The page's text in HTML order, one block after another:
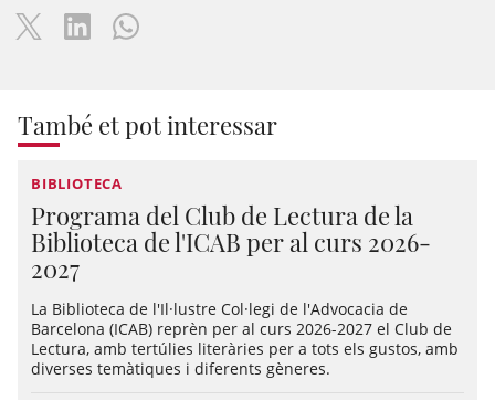
També et pot interessar
BIBLIOTECA
Programa del Club de Lectura de la
Biblioteca de l'ICAB per al curs 2026-
2027
La Biblioteca de l'Il·lustre Col·legi de l'Advocacia de
Barcelona (ICAB) reprèn per al curs 2026-2027 el Club de
Lectura, amb tertúlies literàries per a tots els gustos, amb
diverses temàtiques i diferents gèneres.